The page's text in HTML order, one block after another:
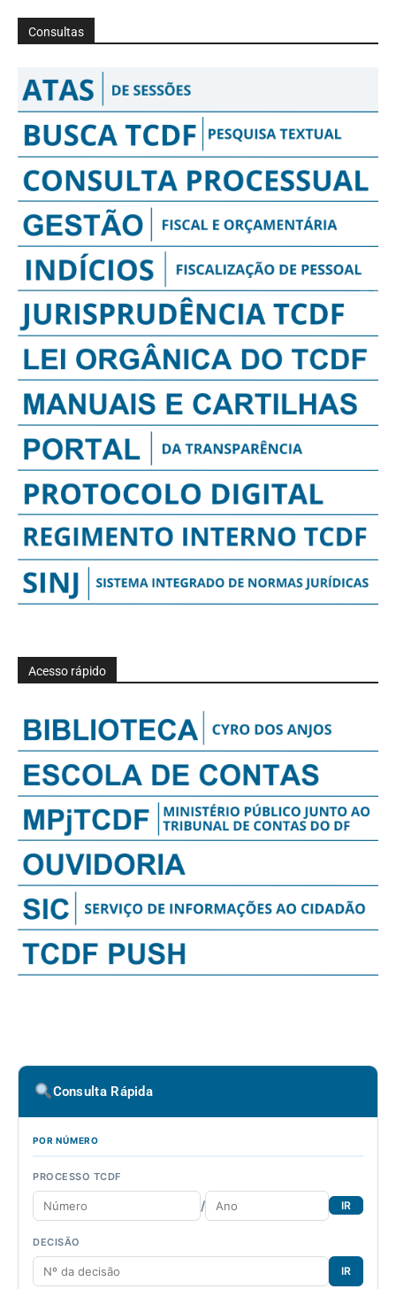
Consultas
Acesso rápido
Consulta Rápida
POR NÚMERO
PROCESSO TCDF
/ IR
DECISÃO
IR